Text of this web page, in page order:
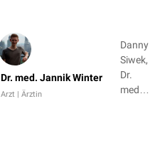
Dr. med. Jannik Winter
Arzt | Ärztin
Danny
Siwek,
Dr.
med.